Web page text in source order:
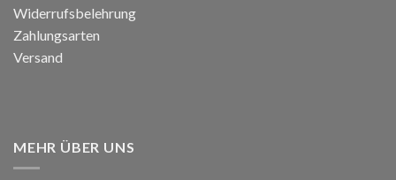
Widerrufsbelehrung
Zahlungsarten
Versand
MEHR ÜBER UNS